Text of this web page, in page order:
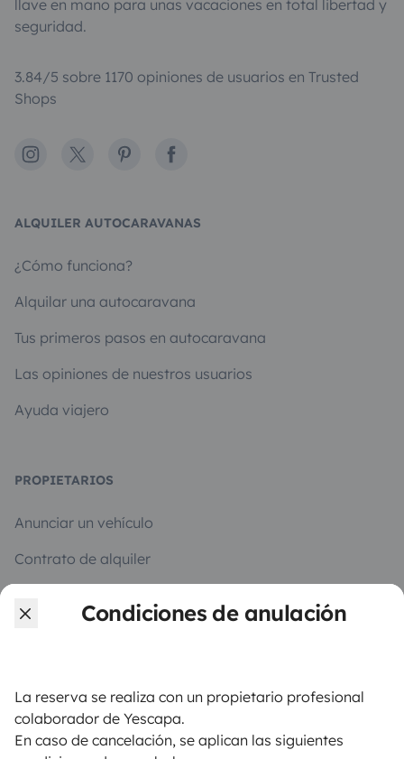
Condiciones de anulación
La reserva se realiza con un propietario profesional
colaborador de Yescapa.
En caso de cancelación, se aplican las siguientes
llave en mano para unas vacaciones en total libertad y
seguridad.
3.84/5 sobre 1170 opiniones de usuarios en Trusted
Shops
Instagram
X PinterestFacebook
ALQUILER AUTOCARAVANAS
¿Cómo funciona?
Alquilar una autocaravana
Tus primeros pasos en autocaravana
Las opiniones de nuestros usuarios
Ayuda viajero
PROPIETARIOS
Anunciar un vehículo
Contrato de alquiler